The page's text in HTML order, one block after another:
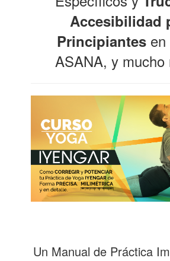
Accesibilidad
Principiantes
ASANA,y
Un Manual de Práctica